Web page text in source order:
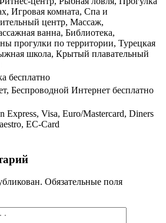
Игровая комната, Спа и
центр, Массаж,
ванна, Библиотека,
прогулки по территории, Турецкая
школа, Крытый плавательный
бесплатно
Беспроводной Интернет бесплатно
Express, Visa, Euro/Mastercard, Diners
EC-Card
Обязательные поля